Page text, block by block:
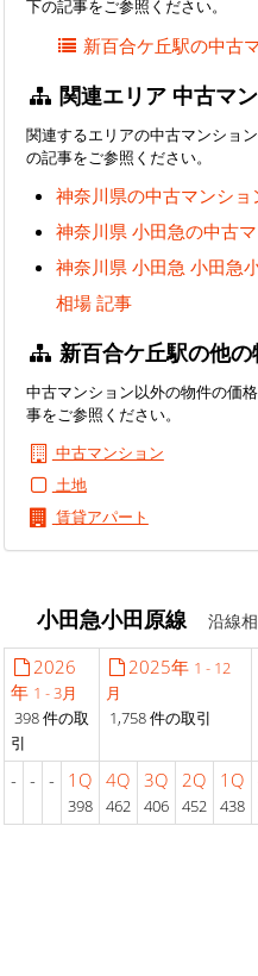
下の記事をご参照ください。
新百合ケ丘駅の中古
関連エリア 中古マ
関連するエリアの中古マンショ
の記事をご参照ください。
神奈川県の中古マンシ
神奈川県 小田急の中古
神奈川県 小田急 小田急
相場 記事
新百合ケ丘駅の他
中古マンション以外の物件の価
事をご参照ください。
中古マンション
土地
賃貸アパート
小田急小田原線沿線
2026
年 1 - 3月
398 件の取
引
2025年 1 - 12
月
1,758 件の取引
- - - 1Q
398
4Q
462
3Q
406
2Q
452
1Q
438